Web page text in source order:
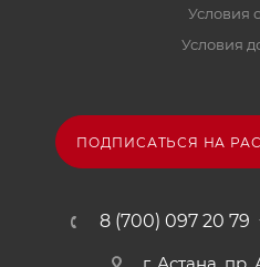
Условия
Условия
ПОДПИСАТЬСЯ НА
8 (700) 097 20 79